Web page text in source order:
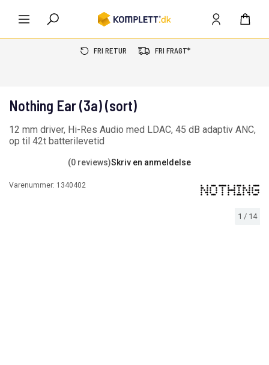
FRI RETUR FRI FRAGT*
1 / 14
Nothing Ear (3a) (sort)
12 mm driver, Hi-Res Audio med LDAC, 45 dB adaptiv ANC,
op til 42t batterilevetid
(0 reviews)Skriv en anmeldelse
Varenummer: 1340402